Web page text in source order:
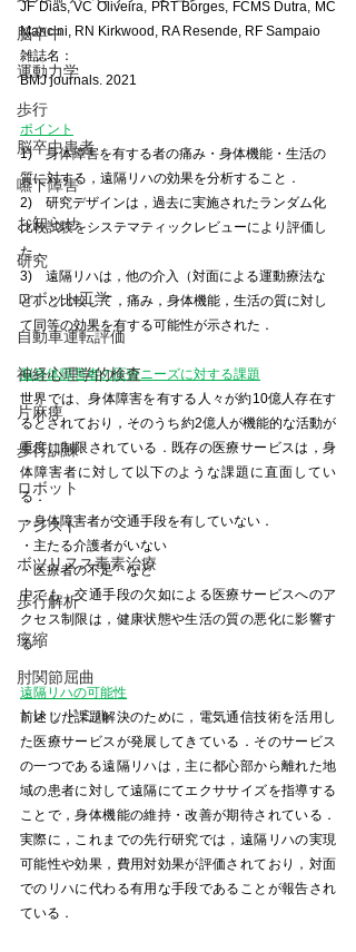
脳卒中
運動力学
歩行
脳卒中患者
嚥下障害
お知らせ
研究
ロボット工学
自動車運転評価
神経心理学的検査
片麻痺
歩行訓練
ロボット
アシスト
ボツリヌス毒素治療
歩行解析
痙縮
肘関節屈曲
トレッドミル
JF Dias, VC Oliveira, PRT Borges, FCMS Dutra, MC
Mancini, RN Kirkwood, RA Resende, RF Sampaio
雑誌名：
BMJ journals. 2021
ポイント
1)    身体障害を有する者の痛み・身体機能・生活の
質に対する，遠隔リハの効果を分析すること．
2)    研究デザインは，過去に実施されたランダム化
比較試験をシステマティックレビューにより評価し
た．
3)    遠隔リハは，他の介入（対面による運動療法な
ど）と比較して，痛み，身体機能，生活の質に対し
て同等の効果を有する可能性が示された．
脳身体障害者の医療ニーズに対する課題
世界では、身体障害を有する人々が約10億人存在す
るとされており，そのうち約2億人が機能的な活動が
重度に制限されている．既存の医療サービスは，身
体障害者に対して以下のような課題に直面してい
る．
・身体障害者が交通手段を有していない．
・主たる介護者がいない
・医療者の不足　など
中でも，交通手段の欠如による医療サービスへのア
クセス制限は，健康状態や生活の質の悪化に影響す
る．
遠隔リハの可能性
前述した課題解決のために，電気通信技術を活用し
た医療サービスが発展してきている．そのサービス
の一つである遠隔リハは，主に都心部から離れた地
域の患者に対して遠隔にてエクササイズを指導する
ことで，身体機能の維持・改善が期待されている．
実際に，これまでの先行研究では，遠隔リハの実現
可能性や効果，費用対効果が評価されており，対面
でのリハに代わる有用な手段であることが報告され
ている．